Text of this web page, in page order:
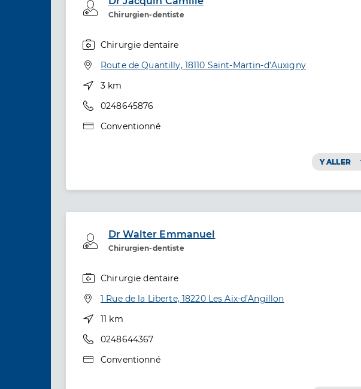
Chirurgien-dentiste
Professionel de santé
Chirurgie dentaire
Adresse
Route de Quantilly, 18110 Saint-Martin-d’Auxigny
Distance
3 km
Téléphone
0248645876
Type de convention
Conventionné
Y ALLER
Dr Walter Emmanuel
Chirurgien-dentiste
Professionel de santé
Chirurgie dentaire
Adresse
1 Rue de la Liberte, 18220 Les Aix-d’Angillon
Distance
11 km
Téléphone
0248644367
Type de convention
Conventionné